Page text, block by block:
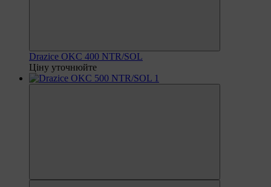
Drazice OKC 400 NTR/SOL
Ціну уточнюйте